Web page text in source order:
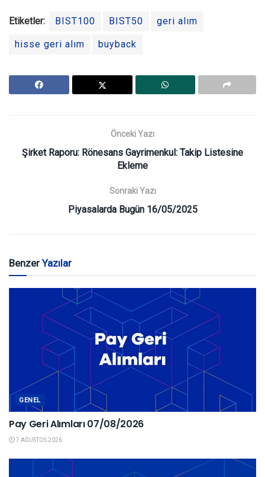
Etiketler: BIST100 BIST50 geri alım
hisse geri alım buyback
Önceki Yazı
Şirket Raporu: Rönesans Gayrimenkul: Takip Listesine
Ekleme
Sonraki Yazı
Piyasalarda Bugün 16/05/2025
BenzerYazılar
GENEL
Pay Geri Alımları 07/08/2026
7 AĞUSTOS 2026